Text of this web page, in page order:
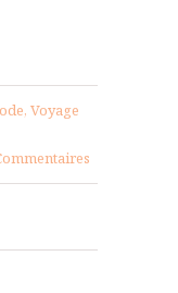
Voyage